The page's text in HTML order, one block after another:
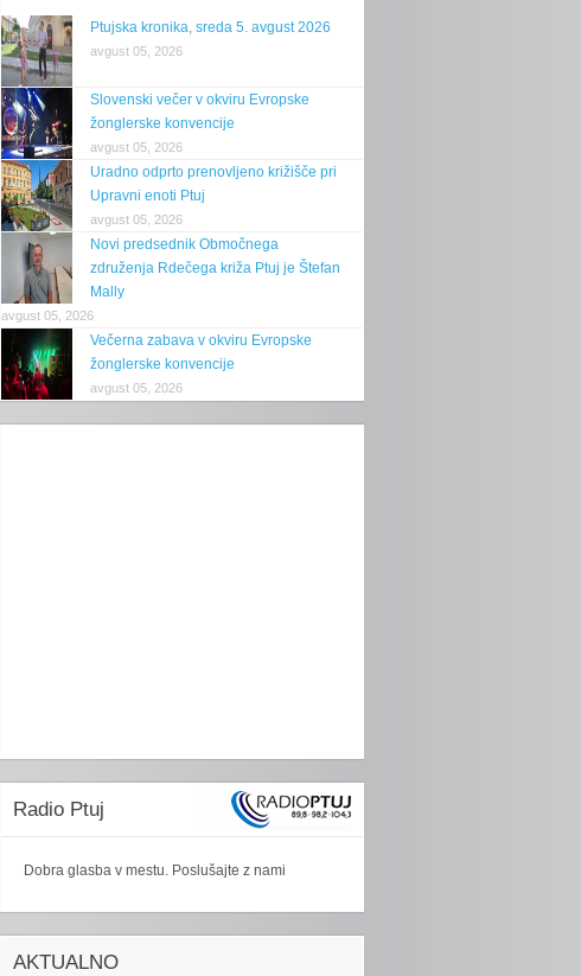
Ptujska kronika, sreda 5. avgust 2026
avgust 05, 2026
Slovenski večer v okviru Evropske
žonglerske konvencije
avgust 05, 2026
Uradno odprto prenovljeno križišče pri
Upravni enoti Ptuj
avgust 05, 2026
Novi predsednik Območnega
združenja Rdečega križa Ptuj je Štefan
Mally
avgust 05, 2026
Večerna zabava v okviru Evropske
žonglerske konvencije
avgust 05, 2026
Radio Ptuj
Dobra glasba v mestu. Poslušajte z nami
AKTUALNO